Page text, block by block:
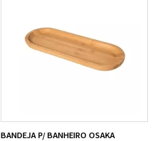
BANDEJA P/ BANHEIRO OSAKA